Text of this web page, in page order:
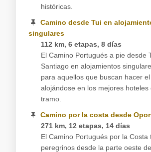
históricas.
Camino desde Tui en
singulares
112 km, 6 etapas, 8 días
El Camino Portugués a pie desde
Santiago en alojamientos
para aquellos que buscan hacer
alojándose en los mejores hoteles
tramo.
Camino por la costa desde
271 km, 12 etapas, 14 días
El Camino Portugués por la Costa
peregrinos desde la parte oeste